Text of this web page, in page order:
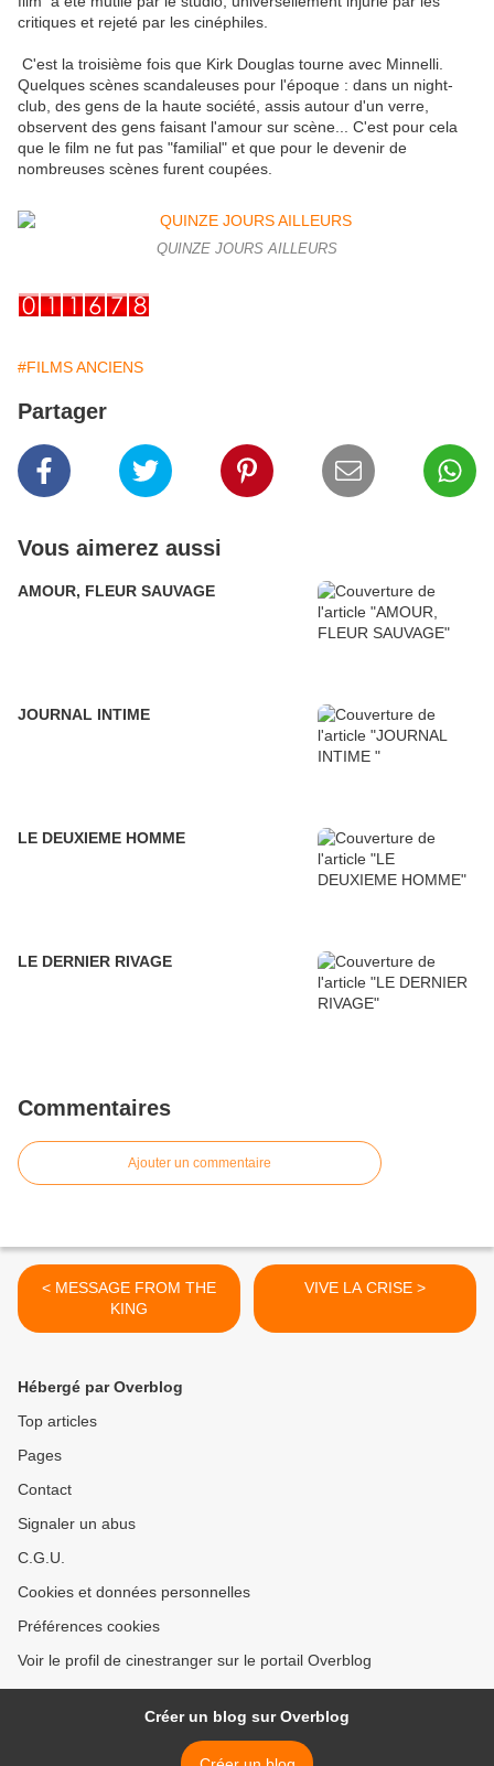
critiques et rejeté par les cinéphiles.
C'est la troisième fois que Kirk Douglas tourne avec Minnelli.
Quelques scènes scandaleuses pour l'époque : dans un night-
club, des gens de la haute société, assis autour d'un verre,
observent des gens faisant l'amour sur scène... C'est pour cela
que le film ne fut pas "familial" et que pour le devenir de
nombreuses scènes furent coupées.
QUINZE JOURS AILLEURS
#FILMS ANCIENS
Partager
Vous aimerez aussi
AMOUR, FLEUR SAUVAGE
JOURNAL INTIME
LE DEUXIEME HOMME
LE DERNIER RIVAGE
Commentaires
Ajouter un commentaire
< MESSAGE FROM THE
KING
VIVE LA CRISE >
Hébergé par Overblog
Top articles
Pages
Contact
Signaler un abus
C.G.U.
Cookies et données personnelles
Préférences cookies
Voir le profil de cinestranger sur le portail Overblog
Créer un blog sur Overblog